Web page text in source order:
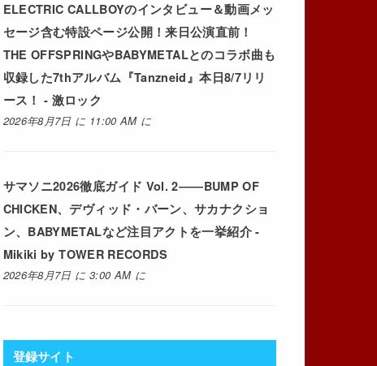
ELECTRIC CALLBOYのインタビュー＆動画メッ
セージ含む特設ページ公開！来日公演直前！
THE OFFSPRINGやBABYMETALとのコラボ曲も
収録した7thアルバム『Tanzneid』本日8/7リリ
ース！ - 激ロック
2026年8月7日 に 11:00 AM に
サマソニ2026徹底ガイド Vol. 2――BUMP OF
CHICKEN、デヴィッド・バーン、サカナクショ
ン、BABYMETALなど注目アクトを一挙紹介 -
Mikiki by TOWER RECORDS
2026年8月7日 に 3:00 AM に
登録サイト